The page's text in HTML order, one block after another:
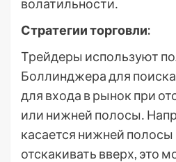
волатильности․
Стратегии торговли:
Трейдеры используют
Боллинджера для
для входа в рынок при
или нижней полосы․
касается нижней полосы
отскакивать вверх, это